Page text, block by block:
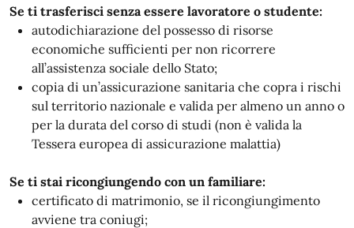
Se ti trasferisci senza essere lavoratore o studente:
autodichiarazione del possesso di risorse
economiche sufficienti per non ricorrere
all’assistenza sociale dello Stato;
copia di un’assicurazione sanitaria che copra i rischi
sul territorio nazionale e valida per almeno un anno o
per la durata del corso di studi (non è valida la
Tessera europea di assicurazione malattia)
Se ti stai ricongiungendo con un familiare:
certificato di matrimonio, se il ricongiungimento
avviene tra coniugi;